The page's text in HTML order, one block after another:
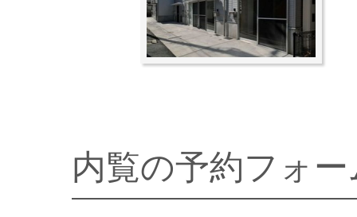
内覧の予約フォー